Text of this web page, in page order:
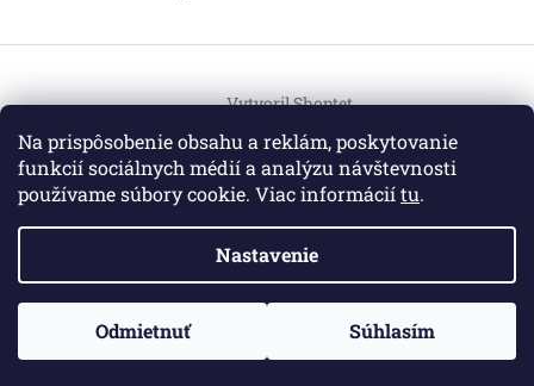
Na prispôsobenie obsahu a reklám, poskytovanie
funkcií sociálnych médií a analýzu návštevnosti
používame súbory cookie. Viac informáciítu.
Nastavenie
Odmietnuť Súhlasím
ZO ZDRAVOTNÝCH DÔVODOV BUDÚ VAŠE OBJEDNÁVKY
p
Vytvoril Shoptet
Copyright 2026HEMI Elektro. Všetky práva vyhradené.
Upraviť nastavenie cookies
Informácie pre vás
|Certifikáty| Kontakt|Obchodné
podmienky|GDPR